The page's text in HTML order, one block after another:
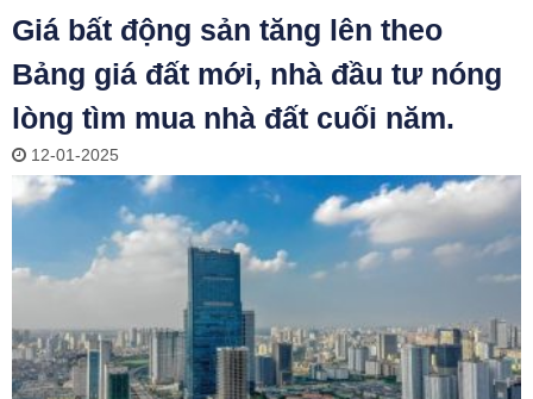
Giá bất động sản tăng lên theo
Bảng giá đất mới, nhà đầu tư nóng
lòng tìm mua nhà đất cuối năm.
12-01-2025